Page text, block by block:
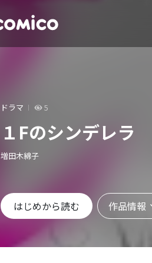
ドラマ 5
１Fのシンデレラ
増田木綿子
はじめから読む 作品情報